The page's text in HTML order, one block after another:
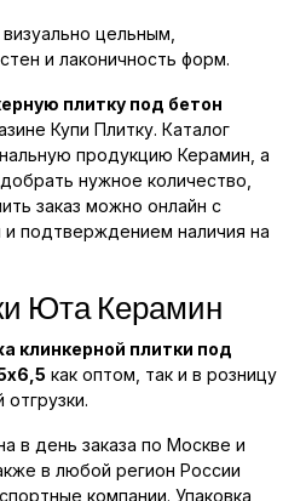
цельным,
и лаконичность форм.
плитку под бетон
Купи Плитку. Каталог
продукцию Керамин, а
нужное количество,
заказ можно онлайн с
подтверждением наличия на
Юта Керамин
клинкерной плитки под
как оптом, так и в розницу
в день заказа по Москве и
в любой регион России
компании. Упаковка